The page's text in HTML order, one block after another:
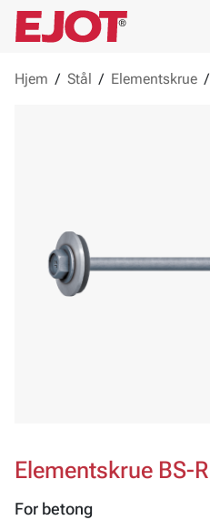
Hjem / Stål / Elementskrue /
Elementskrue BS-R
For betong